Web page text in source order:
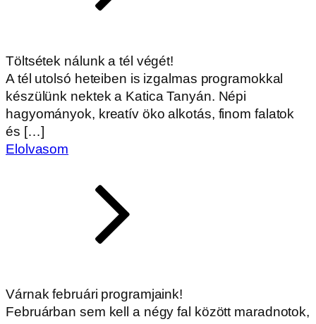
Töltsétek nálunk a tél végét!
A tél utolsó heteiben is izgalmas programokkal
készülünk nektek a Katica Tanyán. Népi
hagyományok, kreatív öko alkotás, finom falatok
és […]
Elolvasom
Várnak februári programjaink!
Februárban sem kell a négy fal között maradnotok,